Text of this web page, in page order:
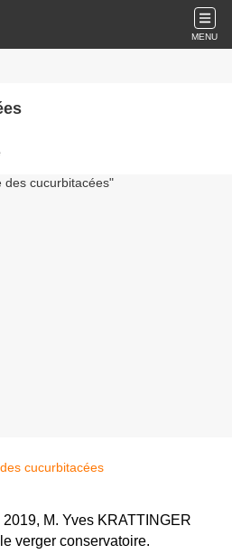
MENU
M. Yves KRATTINGER
verger conservatoire.